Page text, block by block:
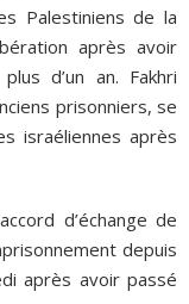
Palestiniens de la
après avoir
d’un an. Fakhri
prisonniers, se
israéliennes après
d’échange de
depuis
après avoir passé